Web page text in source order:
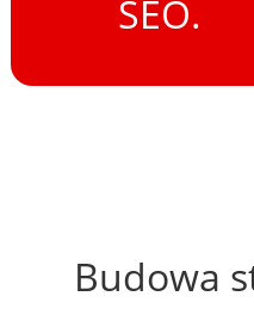
SEO.
Budowa